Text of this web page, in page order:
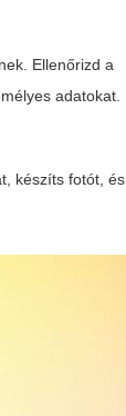
Ellenőrizd a
adatokat.
készíts fotót, és